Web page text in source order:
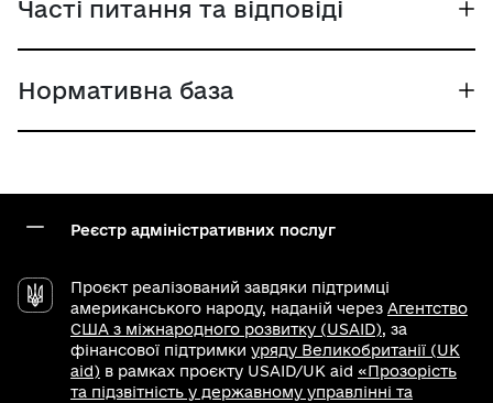
Часті питання та відповіді
Нормативна база
Реєстр адміністративних послуг
Проєкт реалізований завдяки підтримці
американського народу, наданій через Агентство
США з міжнародного розвитку (USAID), за
фінансової підтримки уряду Великобританії (UK
aid) в рамках проєкту USAID/UK aid «Прозорість
та підзвітність у державному управлінні та